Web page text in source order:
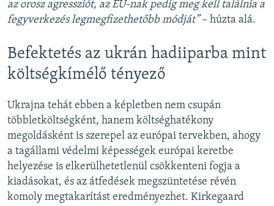
az orosz agressziót, az EU-nak pedig meg kell találnia a
fegyverkezés legmegfizethetőbb módját”– húzta alá.
Befektetés az ukrán hadiiparba mint
költségkímélő tényező
Ukrajna tehát ebben a képletben nem csupán
többletköltségként, hanem költséghatékony
megoldásként is szerepel az európai tervekben, ahogy
a tagállami védelmi képességek európai keretbe
helyezése is elkerülhetetlenül csökkenteni fogja a
kiadásokat, és az átfedések megszüntetése révén
komoly megtakarítást eredményezhet. Kirkegaard